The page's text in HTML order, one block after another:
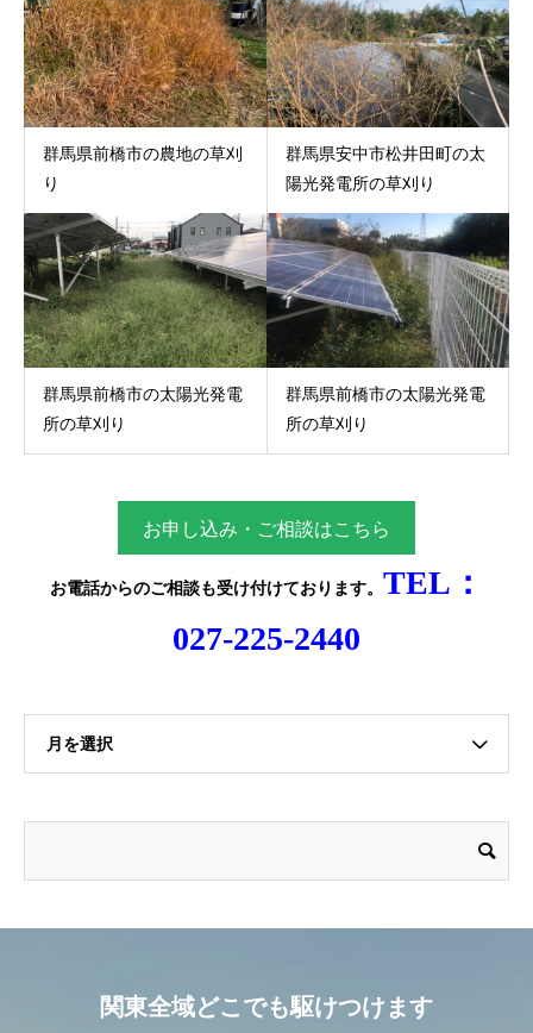
群馬県前橋市の農地の草刈
り
群馬県安中市松井田町の太
陽光発電所の草刈り
群馬県前橋市の太陽光発電
所の草刈り
群馬県前橋市の太陽光発電
所の草刈り
お申し込み・ご相談はこちら
お電話からのご相談も受け付けております。 TEL：
027-225-2440
月を選択
関東全域どこでも駆けつけます